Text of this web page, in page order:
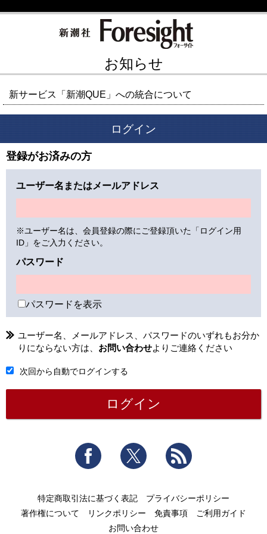
お知らせ
新サービス「新潮QUE」への統合について
ログイン
登録がお済みの方
ユーザー名またはメールアドレス
※ユーザー名は、会員登録の際にご登録頂いた「ログイン用
ID」をご入力ください。
パスワード
パスワードを表示
ユーザー名、メールアドレス、パスワードのいずれもお分か
りにならない方は、 お問い合わせよりご連絡ください
次回から自動でログインする
Facebook Twitter
特定商取引法に基づく表記
プライバシーポリシー
著作権について
リンクポリシー 免責事項
ご利用ガイド
お問い合わせ